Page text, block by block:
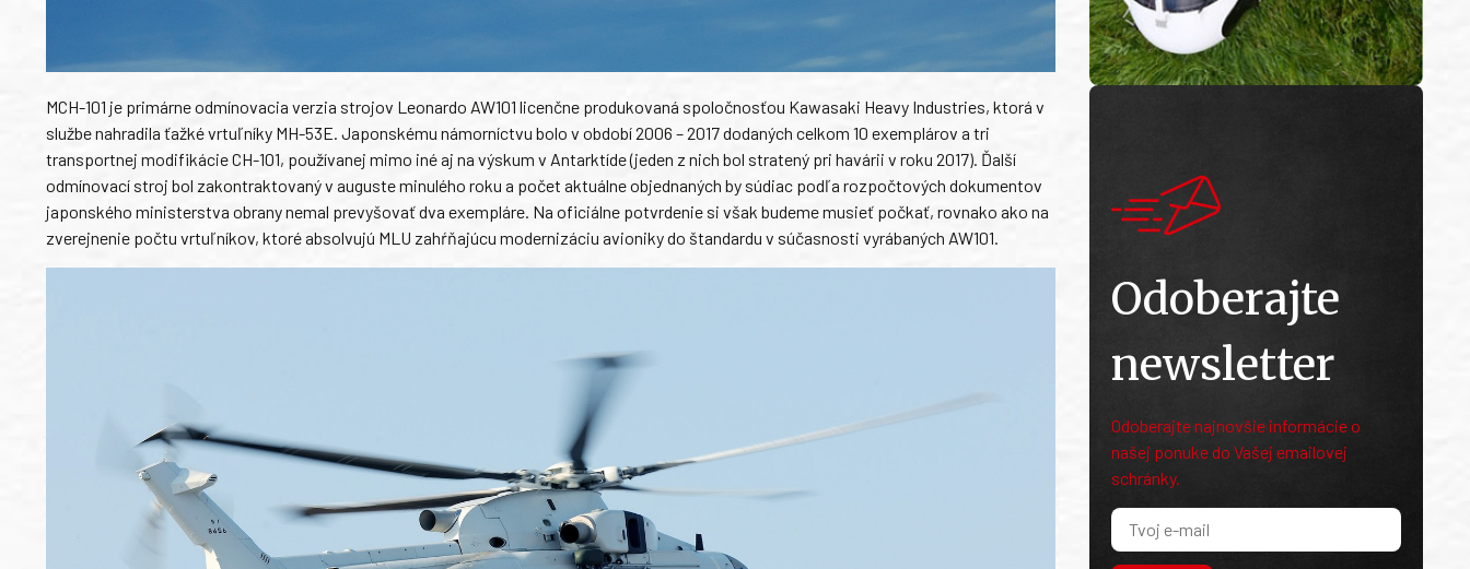
MCH-101 je primárne odmínovacia verzia strojov Leonardo AW101 licenčne produkovaná spoločnosťou Kawasaki Heavy Industries, ktorá v
službe nahradila ťažké vrtuľníky MH-53E. Japonskému námorníctvu bolo v období 2006 – 2017 dodaných celkom 10 exemplárov a tri
transportnej modifikácie CH-101, používanej mimo iné aj na výskum v Antarktíde (jeden z nich bol stratený pri havárii v roku 2017). Ďalší
odmínovací stroj bol zakontraktovaný v auguste minulého roku a počet aktuálne objednaných by súdiac podľa rozpočtových dokumentov
japonského ministerstva obrany nemal prevyšovať dva exempláre. Na oficiálne potvrdenie si však budeme musieť počkať, rovnako ako na
zverejnenie počtu vrtuľníkov, ktoré absolvujú MLU zahŕňajúcu modernizáciu avioniky do štandardu v súčasnosti vyrábaných AW101.
Odoberajte
newsletter
Odoberajte najnovšie informácie o
našej ponuke do Vašej emailovej
schránky.